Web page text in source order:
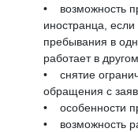
• возможность
иностранца,
пребывания в
работает в
• снятие
обращения с
• особенности
• возможность